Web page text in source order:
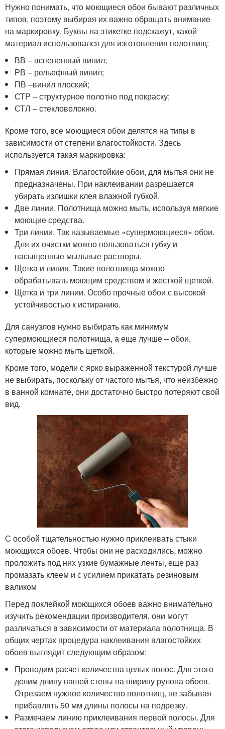
Нужно понимать, что моющиеся обои бывают различных
типов, поэтому выбирая их важно обращать внимание
на маркировку. Буквы на этикетке подскажут, какой
материал использовался для изготовления полотнищ:
ВВ – вспененный винил;
РВ – рельефный винил;
ПВ –винил плоский;
СТР – структурное полотно под покраску;
СТЛ – стекловолокно.
Кроме того, все моющиеся обои делятся на типы в
зависимости от степени влагостойкости. Здесь
используется такая маркировка:
Прямая линия. Влагостойкие обои, для мытья они не
предназначены. При наклеивании разрешается
убирать излишки клея влажной губкой.
Две линии. Полотнища можно мыть, используя мягкие
моющие средства.
Три линии. Так называемые «супермоющиеся» обои.
Для их очистки можно пользоваться губку и
насыщенные мыльные растворы.
Щетка и линия. Такие полотнища можно
обрабатывать моющим средством и жесткой щеткой.
Щетка и три линии. Особо прочные обои с высокой
устойчивостью к истиранию.
Для санузлов нужно выбирать как минимум
супермоющиеся полотнища, а еще лучше – обои,
которые можно мыть щеткой.
Кроме того, модели с ярко выраженной текстурой лучше
не выбирать, поскольку от частого мытья, что неизбежно
в ванной комнате, они достаточно быстро потеряют свой
вид.
С особой тщательностью нужно приклеивать стыки
моющихся обоев. Чтобы они не расходились, можно
проложить под них узкие бумажные ленты, еще раз
промазать клеем и с усилием прикатать резиновым
валиком
Перед поклейкой моющихся обоев важно внимательно
изучить рекомендации производителя, они могут
различаться в зависимости от материала полотнища. В
общих чертах процедура наклеивания влагостойких
обоев выглядит следующим образом:
Проводим расчет количества целых полос. Для этого
делим длину нашей стены на ширину рулона обоев.
Отрезаем нужное количество полотнищ, не забывая
прибавлять 50 мм длины полосы на подрезку.
Размечаем линию приклеивания первой полосы. Для